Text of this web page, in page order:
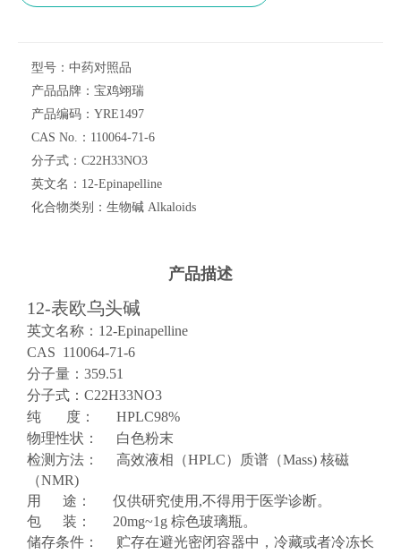
型号： 中药对照品
产品品牌： 宝鸡翊瑞
产品编码： YRE1497
CAS No.： 110064-71-6
分子式： C22H33NO3
英文名： 12-Epinapelline
化合物类别： 生物碱 Alkaloids
产品描述
12-表欧乌头碱
英文名称：12-Epinapelline
CAS 110064-71-6
分子量：359.51
分子式：C22H33NO3
纯 度： HPLC98%
物理性状： 白色粉末
检测方法： 高效液相（HPLC）质谱（Mass) 核磁
（NMR)
用 途： 仅供研究使用,不得用于医学诊断。
包 装： 20mg~1g 棕色玻璃瓶。
储存条件： 贮存在避光密闭容器中，冷藏或者冷冻长